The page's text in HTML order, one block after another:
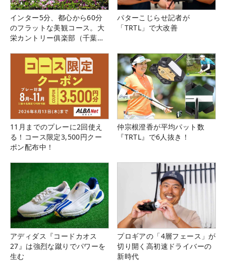
インター5分、都心から60分
のフラットな美観コース。大
栄カントリー俱楽部（千葉
パターこじらせ記者が
「TRTL」で大改善
11月までのプレーに2回使え
る！コース限定3,500円クー
ポン配布中！
仲宗根澄香が平均パット数
『TRTL』で6人抜き！
アディダス『コードカオス
27』は強烈な蹴りでパワーを
生む
プロギアの「4層フェース」が
切り開く高初速ドライバーの
新時代